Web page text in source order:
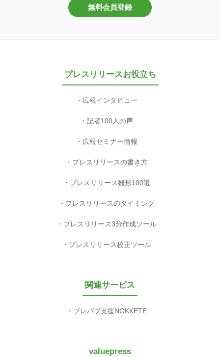
無料会員登録
プレスリリースお役立ち
広報インタビュー
記者100人の声
広報セミナー情報
プレスリリースの書き方
プレスリリース雛形100選
プレスリリースのタイミング
プレスリリース3分作成ツール
プレスリリース校正ツール
関連サービス
プレパブ支援NOKKETE
valuepress